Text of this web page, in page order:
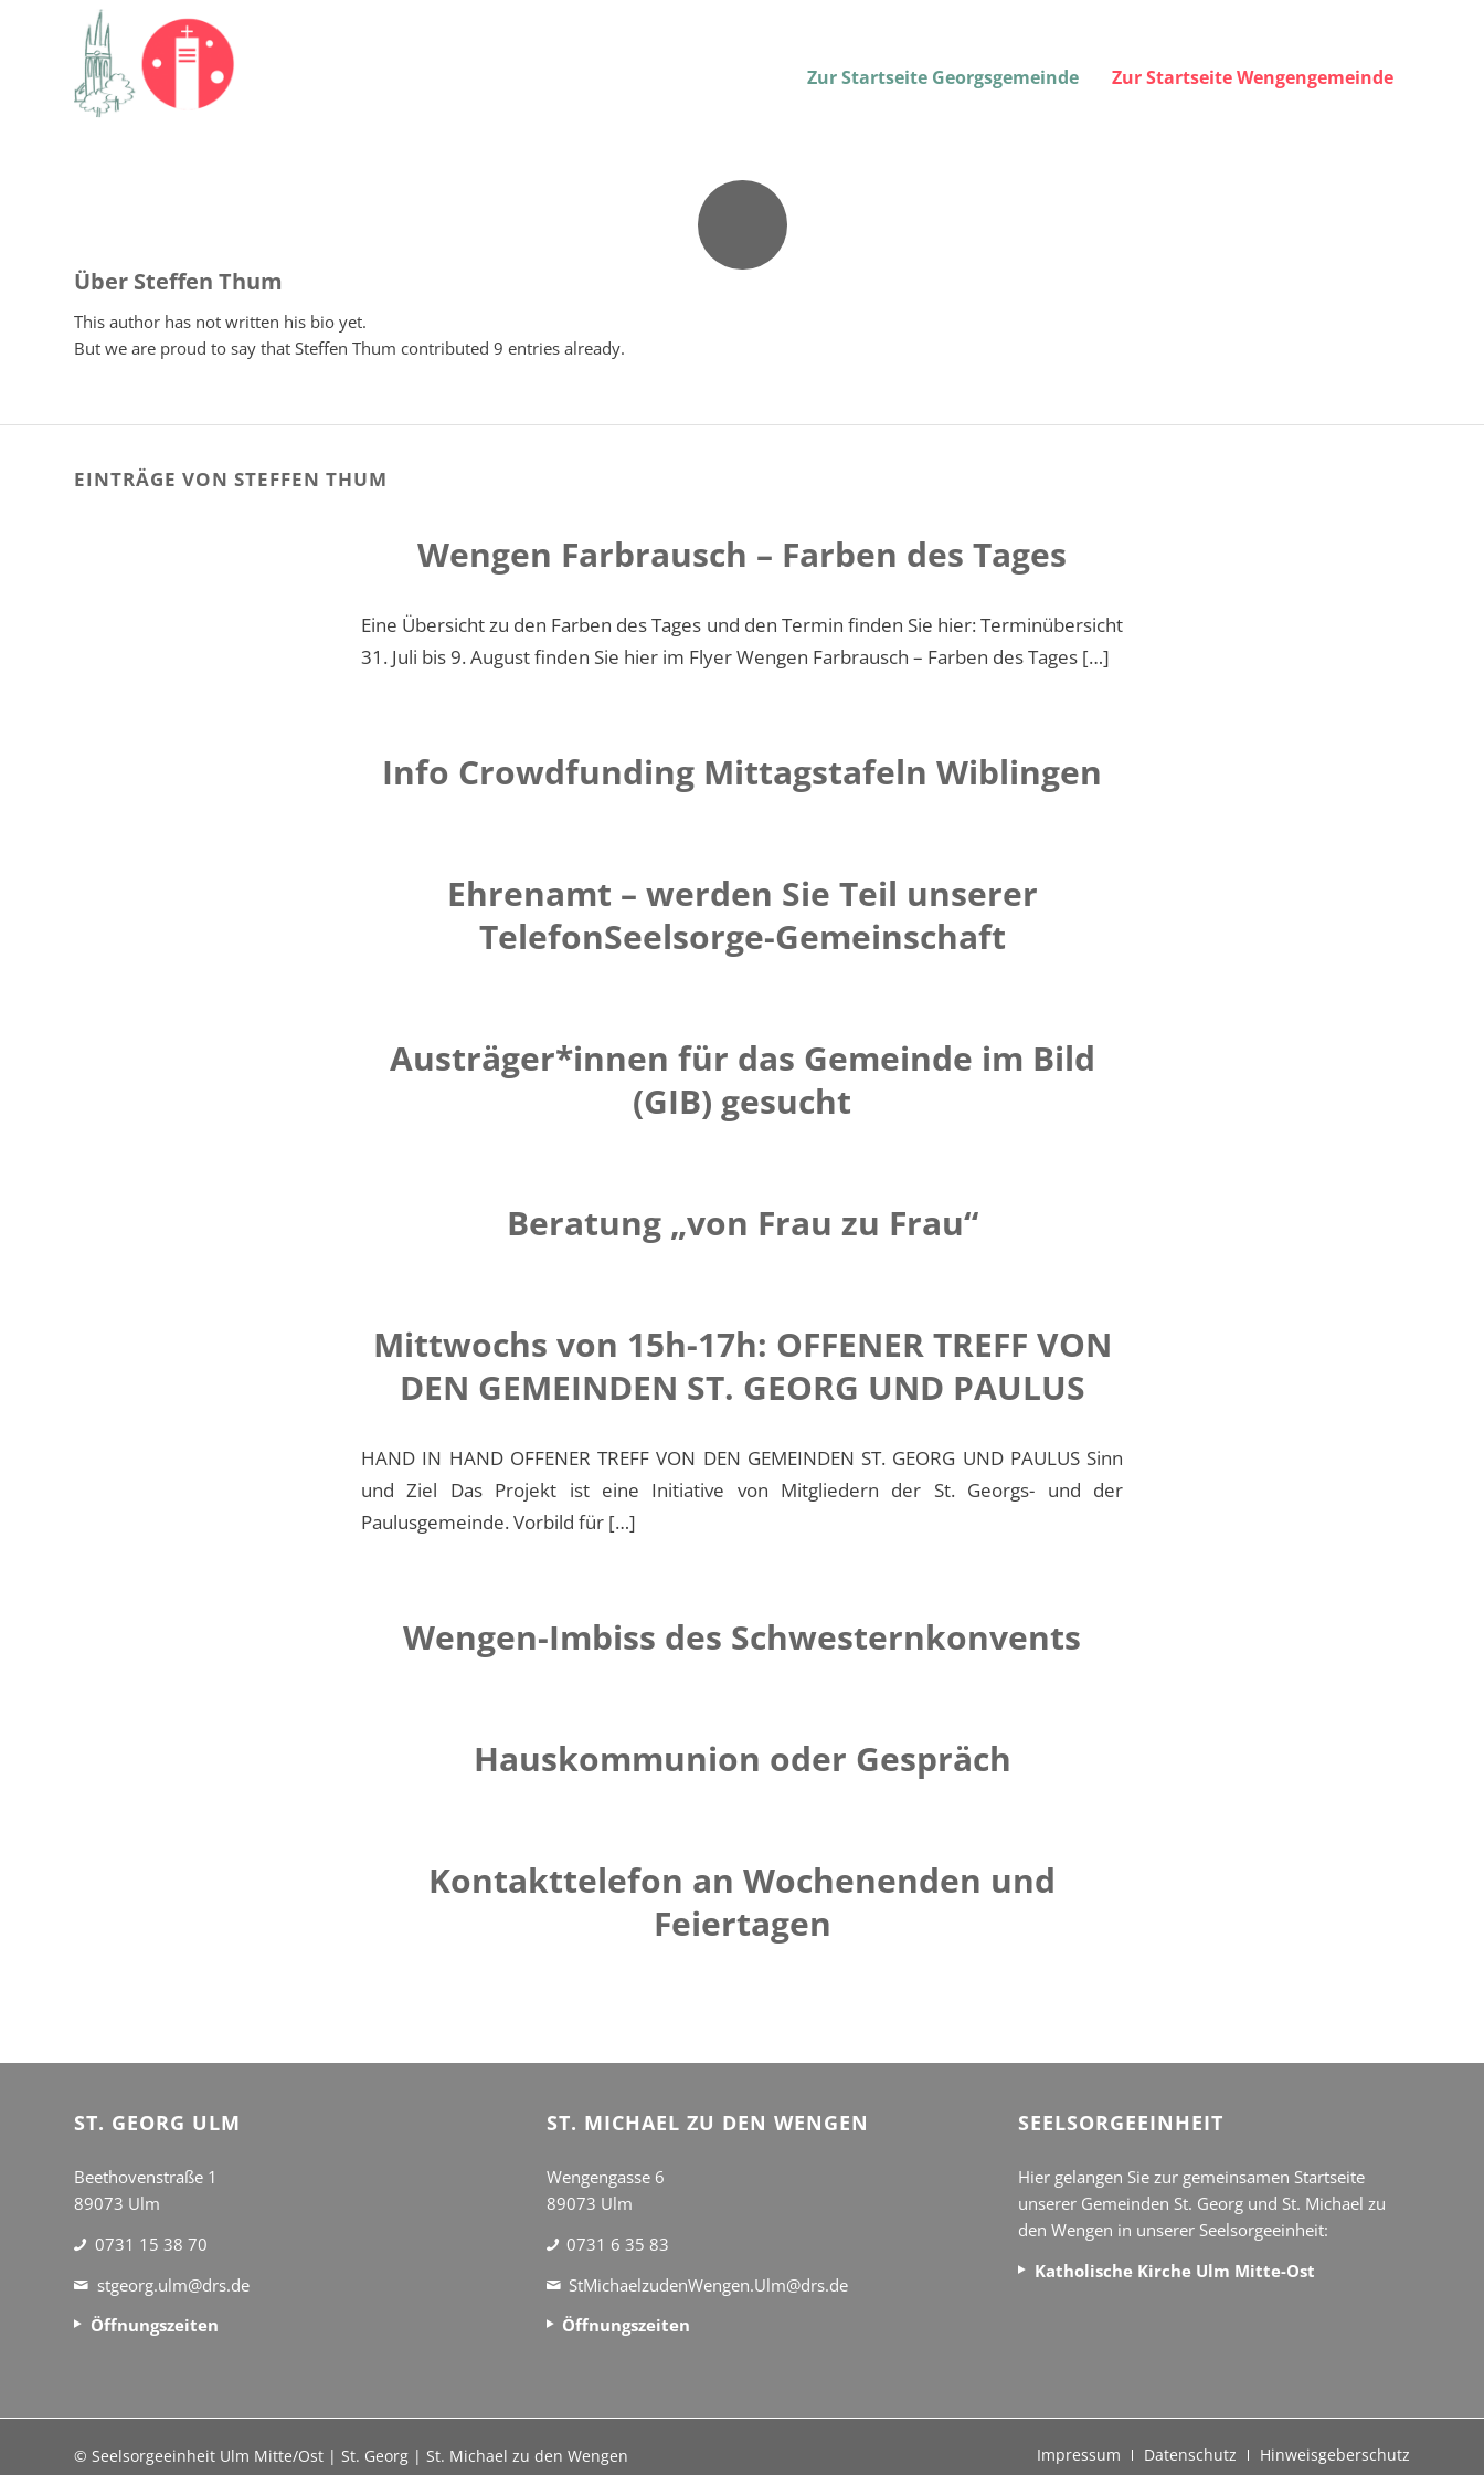
Zur Startseite Georgsgemeinde Zur Startseite Wengengemeinde
Über Steffen Thum
This author has not written his bio yet.
But we are proud to say that Steffen Thum contributed 9 entries already.
EINTRÄGE VON STEFFEN THUM
Wengen Farbrausch – Farben des Tages
Eine Übersicht zu den Farben des Tages und den Termin finden Sie hier: Terminübersicht
31. Juli bis 9. August finden Sie hier im Flyer Wengen Farbrausch – Farben des Tages […]
Info Crowdfunding Mittagstafeln Wiblingen
Ehrenamt – werden Sie Teil unserer
TelefonSeelsorge-Gemeinschaft
Austräger*innen für das Gemeinde im Bild
(GIB) gesucht
Beratung „von Frau zu Frau“
Mittwochs von 15h-17h: OFFENER TREFF VON
DEN GEMEINDEN ST. GEORG UND PAULUS
HAND IN HAND OFFENER TREFF VON DEN GEMEINDEN ST. GEORG UND PAULUS Sinn
und Ziel Das Projekt ist eine Initiative von Mitgliedern der St. Georgs- und der
Paulusgemeinde. Vorbild für […]
Wengen-Imbiss des Schwesternkonvents
Hauskommunion oder Gespräch
Kontakttelefon an Wochenenden und
Feiertagen
ST. GEORG ULM
Beethovenstraße 1
89073 Ulm
0731 15 38 70
stgeorg.ulm@drs.de
Öffnungszeiten
ST. MICHAEL ZU DEN WENGEN
Wengengasse 6
89073 Ulm
0731 6 35 83
StMichaelzudenWengen.Ulm@drs.de
Öffnungszeiten
SEEL­SORGE­EINHEIT
Hier gelangen Sie zur gemeinsamen Startseite
unserer Gemeinden St. Georg und St. Michael zu
den Wengen in unserer Seelsorgeeinheit:
Katholische Kirche Ulm Mitte-Ost
© Seelsorgeeinheit Ulm Mitte/Ost | St. Georg | St. Michael zu den Wengen Impressum Datenschutz Hinweisgeberschutz